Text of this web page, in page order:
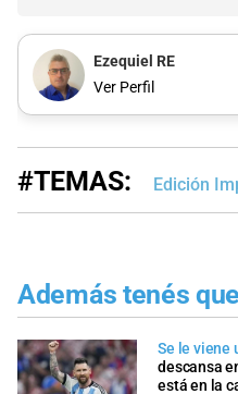
Ezequiel RE
Ver Perfil
#TEMAS: Edición
Además tenés
Se le viene
descansa
está en la